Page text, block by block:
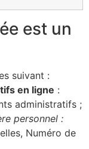
est un
suivant :
en ligne :
administratifs ;
personnel :
Numéro de